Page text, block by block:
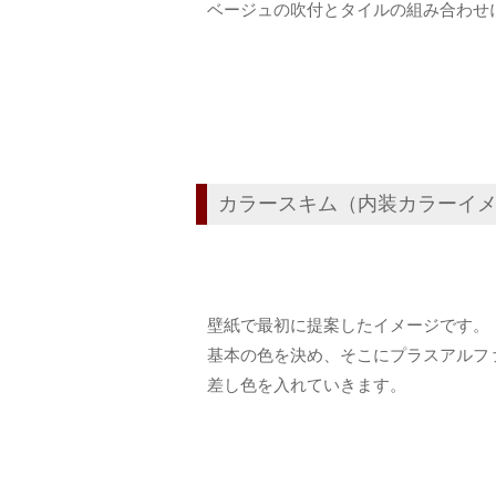
ベージュの吹付とタイルの組み合わせ
カラースキム（内装カラーイメ
壁紙で最初に提案したイメージです。
基本の色を決め、そこにプラスアルフ
差し色を入れていきます。